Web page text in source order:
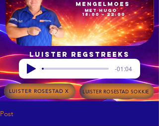
18:00 – 22:00
met Hugo
Mengelmoes
Luister regstreeks
-01:04
LUISTER ROSESTAD X LUISTER ROSESTAD SOKKIE
Post